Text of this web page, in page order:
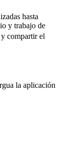
hasta
y trabajo de
compartir el